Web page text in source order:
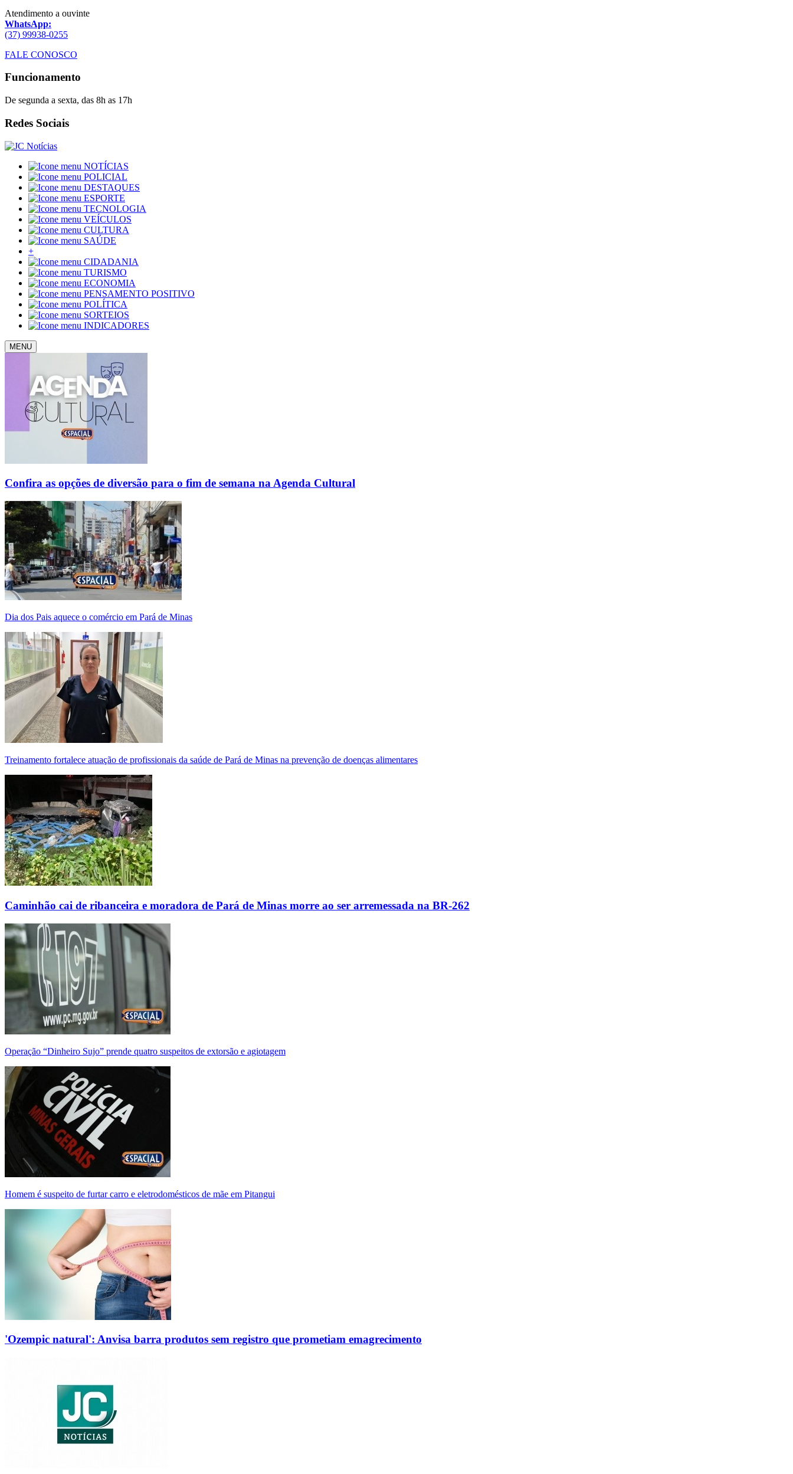
Atendimento a ouvinte
WhatsApp:
(37) 99938-0255
FALE CONOSCO
Funcionamento
De segunda a sexta, das 8h as 17h
Redes Sociais
NOTÍCIAS
POLICIAL
DESTAQUES
ESPORTE
TECNOLOGIA
VEÍCULOS
CULTURA
SAÚDE
+
CIDADANIA
TURISMO
ECONOMIA
PENSAMENTO POSITIVO
POLÍTICA
SORTEIOS
INDICADORES
MENU
Confira as opções de diversão para o fim de semana na Agenda Cultural
Dia dos Pais aquece o comércio em Pará de Minas
Treinamento fortalece atuação de profissionais da saúde de Pará de Minas na prevenção de doenças alimentares
Caminhão cai de ribanceira e moradora de Pará de Minas morre ao ser arremessada na BR-262
Operação “Dinheiro Sujo” prende quatro suspeitos de extorsão e agiotagem
Homem é suspeito de furtar carro e eletrodomésticos de mãe em Pitangui
'Ozempic natural': Anvisa barra produtos sem registro que prometiam emagrecimento